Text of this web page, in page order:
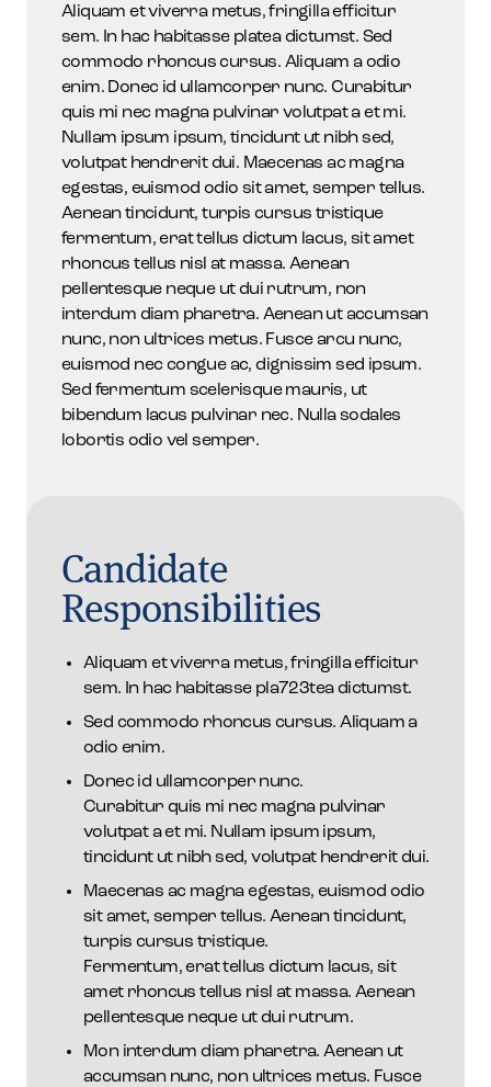
Aliquam et viverra metus, fringilla efficitur
sem. In hac habitasse platea dictumst. Sed
commodo rhoncus cursus. Aliquam a odio
enim. Donec id ullamcorper nunc. Curabitur
quis mi nec magna pulvinar volutpat a et mi.
Nullam ipsum ipsum, tincidunt ut nibh sed,
volutpat hendrerit dui. Maecenas ac magna
egestas, euismod odio sit amet, semper tellus.
Aenean tincidunt, turpis cursus tristique
fermentum, erat tellus dictum lacus, sit amet
rhoncus tellus nisl at massa. Aenean
pellentesque neque ut dui rutrum, non
interdum diam pharetra. Aenean ut accumsan
nunc, non ultrices metus. Fusce arcu nunc,
euismod nec congue ac, dignissim sed ipsum.
Sed fermentum scelerisque mauris, ut
bibendum lacus pulvinar nec. Nulla sodales
lobortis odio vel semper.
Candidate
Responsibilities
Aliquam et viverra metus, fringilla efficitur
sem. In hac habitasse pla723tea dictumst.
Sed commodo rhoncus cursus. Aliquam a
odio enim.
Donec id ullamcorper nunc.
Curabitur quis mi nec magna pulvinar
volutpat a et mi. Nullam ipsum ipsum,
tincidunt ut nibh sed, volutpat hendrerit dui.
Maecenas ac magna egestas, euismod odio
sit amet, semper tellus. Aenean tincidunt,
turpis cursus tristique.
Fermentum, erat tellus dictum lacus, sit
amet rhoncus tellus nisl at massa. Aenean
pellentesque neque ut dui rutrum.
Mon interdum diam pharetra. Aenean ut
accumsan nunc, non ultrices metus. Fusce